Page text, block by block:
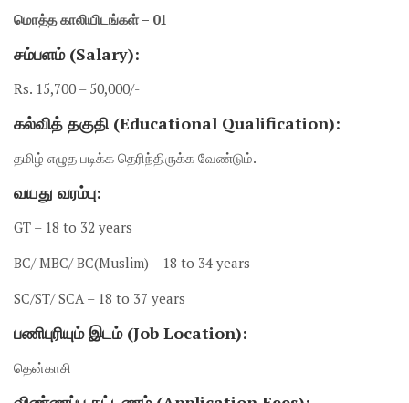
மொத்த காலியிடங்கள் – 01
சம்பளம் (Salary):
Rs. 15,700 – 50,000/-
கல்வித் தகுதி (Educational Qualification):
தமிழ் எழுத படிக்க தெரிந்திருக்க வேண்டும்.
வயது வரம்பு:
GT – 18 to 32 years
BC/ MBC/ BC(Muslim) – 18 to 34 years
SC/ST/ SCA – 18 to 37 years
பணிபுரியும் இடம் (Job Location):
தென்காசி